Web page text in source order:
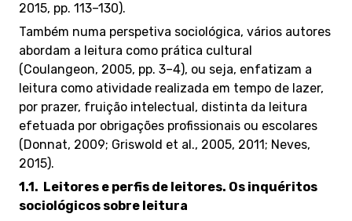
2015, pp. 113–130).
Também numa perspetiva sociológica, vários autores
abordam a leitura como prática cultural
(Coulangeon, 2005, pp. 3–4), ou seja, enfatizam a
leitura como atividade realizada em tempo de lazer,
por prazer, fruição intelectual, distinta da leitura
efetuada por obrigações profissionais ou escolares
(Donnat, 2009; Griswold et al., 2005, 2011; Neves,
2015).
1.1. Leitores e perfis de leitores. Os inquéritos
sociológicos sobre leitura